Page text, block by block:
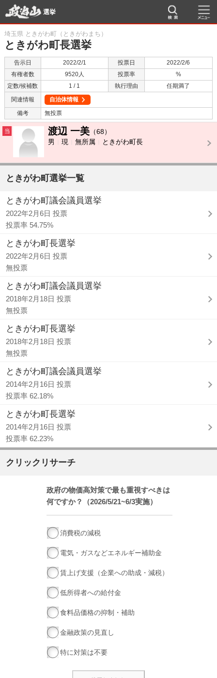
選挙
埼玉県 ときがわ町（ときがわまち）
ときがわ町長選挙
告示日 2022/2/1 投票日
2022/2/6
有権者数
9520人 投票率
%
定数/候補数
1 / 1 執行理由
任期満了
関連情報
自治体情報
備考
無投票
当 渡辺 一美 （68）
男
現 無所属 ときがわ町長
ときがわ町選挙一覧
ときがわ町議会議員選挙
2022年2月6日 投票
投票率 54.75%
ときがわ町長選挙
2022年2月6日 投票
無投票
ときがわ町議会議員選挙
2018年2月18日 投票
無投票
ときがわ町長選挙
2018年2月18日 投票
無投票
ときがわ町議会議員選挙
2014年2月16日 投票
投票率 62.18%
ときがわ町長選挙
2014年2月16日 投票
投票率 62.23%
クリックリサーチ
政府の物価高対策で最も重視すべきは
何ですか？（2026/5/21~6/3実施）
消費税の減税
電気・ガスなどエネルギー補助金
賃上げ支援（企業への助成・減税）
低所得者への給付金
食料品価格の抑制・補助
金融政策の見直し
特に対策は不要